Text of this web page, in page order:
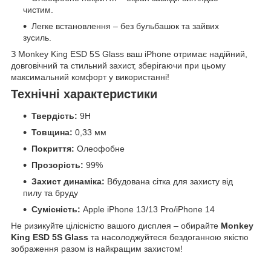
чистим.
Легке встановлення – без бульбашок та зайвих
зусиль.
З Monkey King ESD 5S Glass ваш iPhone отримає надійний,
довговічний та стильний захист, зберігаючи при цьому
максимальний комфорт у використанні!
Технічні характеристики
Твердість: 9H
Товщина: 0,33 мм
Покриття: Олеофобне
Прозорість: 99%
Захист динаміка: Вбудована сітка для захисту від
пилу та бруду
Сумісність: Apple iPhone 13/13 Pro/iPhone 14
Не ризикуйте цілісністю вашого дисплея – обирайте Monkey
King ESD 5S Glass та насолоджуйтеся бездоганною якістю
зображення разом із найкращим захистом!